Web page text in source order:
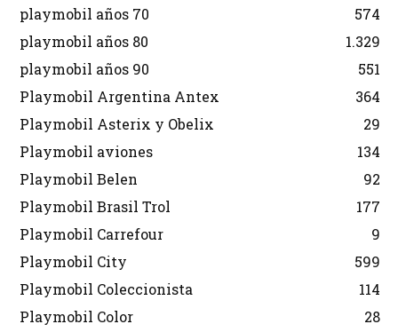
playmobil años 70
574
playmobil años 80
1.329
playmobil años 90
551
Playmobil Argentina Antex
364
Playmobil Asterix y Obelix
29
Playmobil aviones
134
Playmobil Belen
92
Playmobil Brasil Trol
177
Playmobil Carrefour
9
Playmobil City
599
Playmobil Coleccionista
114
Playmobil Color
28